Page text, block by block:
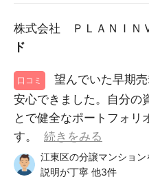
株式会社 ＰＬＡＮＩＮ
ド
口コミ
望んでいた早期
安心できました。自分の
とで健全なポートフォリ
す。
続きをみる
江東区の分譲マンショ
説明が丁寧 他3件